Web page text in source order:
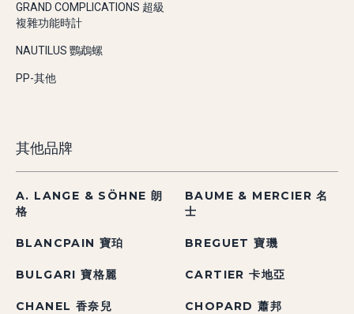
GRAND COMPLICATIONS 超級
複雜功能時計
NAUTILUS 鸚鵡螺
PP-其他
其他品牌
A. LANGE & SÖHNE 朗
格
BAUME & MERCIER 名
士
BLANCPAIN 寶珀 BREGUET 寶璣
BULGARI 寶格麗 CARTIER 卡地亞
CHANEL 香奈兒 CHOPARD 蕭邦